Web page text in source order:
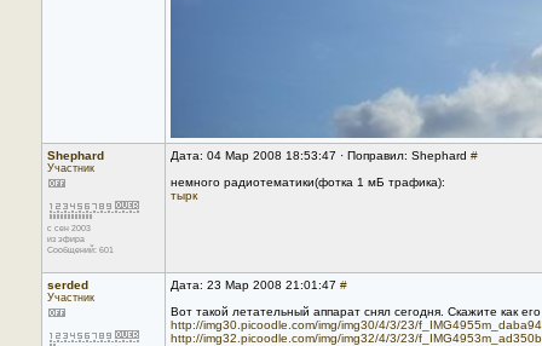
Shephard
Участник
с сен 2003
из эфира
Сообщений: 601
Дата: 04 Мар 2008 18:53:47 · Поправил: Shephard #
немного радиотематики(фотка 1 мБ трафика):
тырк
serded
Участник
Дата: 23 Мар 2008 21:01:47 #
Вот такой летательный аппарат снял сегодня. Скажите как его
http://img30.picoodle.com/img/img30/4/3/23/
http://img32.picoodle.com/img/img32/4/3/23/